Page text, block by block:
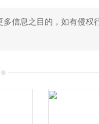
信息之目的，如有侵权